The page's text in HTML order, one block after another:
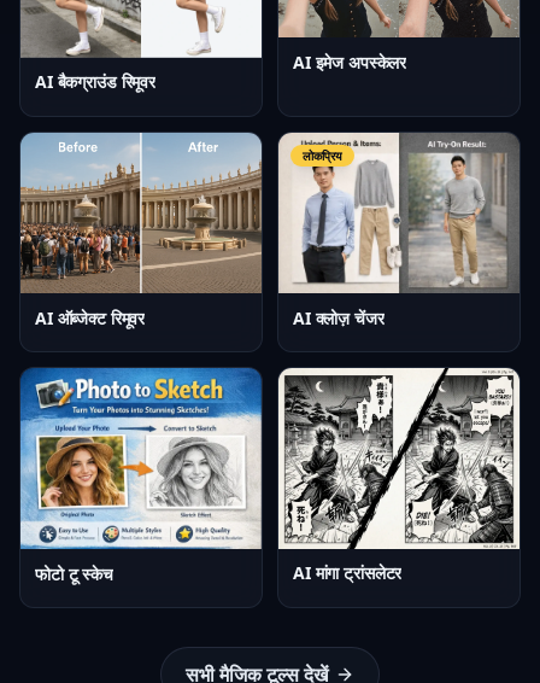
AI बैकग्राउंड रिमूवर
AI इमेज अपस्केलर
AI ऑब्जेक्ट रिमूवर
लोकप्रिय
AI क्लोज़ चेंजर
फोटो टू स्केच AI मांगा ट्रांसलेटर
सभी मैजिक टूल्स देखें